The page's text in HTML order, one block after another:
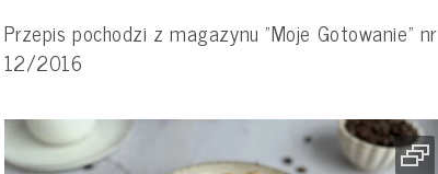
Przepis pochodzi z magazynu "Moje Gotowanie" nr
12/2016